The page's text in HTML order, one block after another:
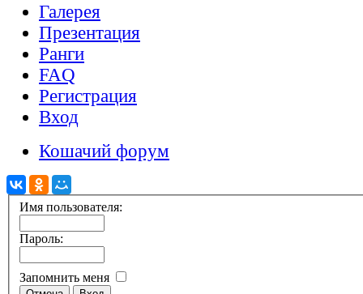
Галерея
Презентация
Ранги
FAQ
Регистрация
Вход
Кошачий форум
Имя пользователя:
Пароль:
Запомнить меня